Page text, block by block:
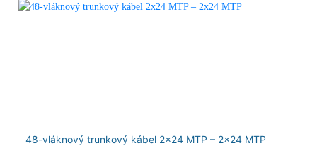
48-vláknový trunkový kábel 2x24 MTP – 2x24 MTP